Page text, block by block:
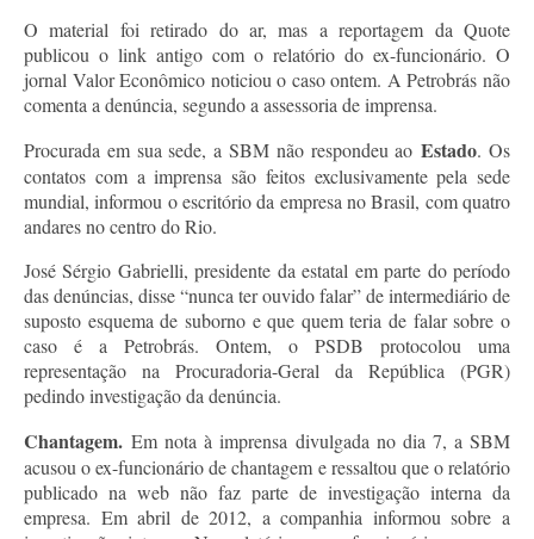
O material foi retirado do ar, mas a reportagem da Quote
publicou o link antigo com o relatório do ex-funcionário. O
jornal Valor Econômico noticiou o caso ontem. A Petrobrás não
comenta a denúncia, segundo a assessoria de imprensa.
Procurada em sua sede, a SBM não respondeu ao Estado. Os
contatos com a imprensa são feitos exclusivamente pela sede
mundial, informou o escritório da empresa no Brasil, com quatro
andares no centro do Rio.
José Sérgio Gabrielli, presidente da estatal em parte do período
das denúncias, disse “nunca ter ouvido falar” de intermediário de
suposto esquema de suborno e que quem teria de falar sobre o
caso é a Petrobrás. Ontem, o PSDB protocolou uma
representação na Procuradoria-Geral da República (PGR)
pedindo investigação da denúncia.
Chantagem. Em nota à imprensa divulgada no dia 7, a SBM
acusou o ex-funcionário de chantagem e ressaltou que o relatório
publicado na web não faz parte de investigação interna da
empresa. Em abril de 2012, a companhia informou sobre a